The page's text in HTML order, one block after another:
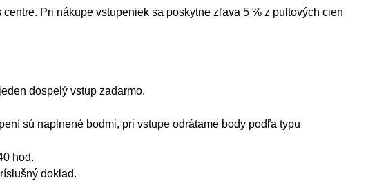
Pri nákupe vstupeniek sa poskytne zľava 5 % z pultových cien
dospelý vstup zadarmo.
sú naplnené bodmi, pri vstupe odrátame body podľa typu
hod.
doklad.